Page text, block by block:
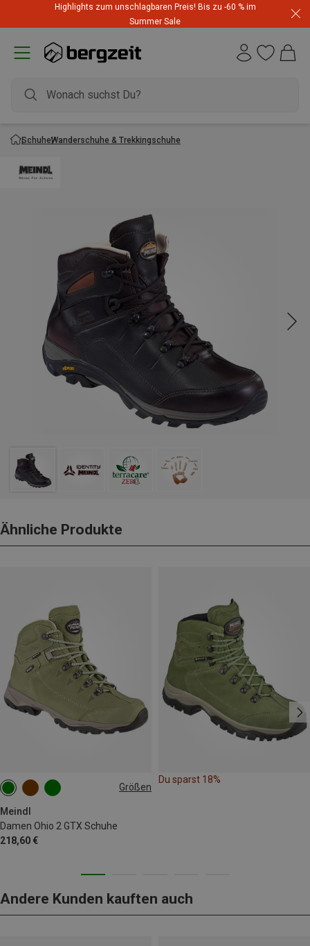
Highlights zum unschlagbaren Preis! Bis zu -60 % im
Summer Sale
SchuheWanderschuhe & Trekkingschuhe
Ähnliche Produkte
Größen
Meindl
Damen Ohio 2 GTX Schuhe
218,60 €
Du sparst 18%
Andere Kunden kauften auch